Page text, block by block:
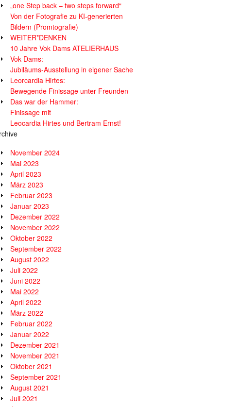
„one Step back – two steps forward“
Von der Fotografie zu KI-generierten
Bildern (Promtografie)
WEITER*DENKEN
10 Jahre Vok Dams ATELIERHAUS
Vok Dams:
Jubiläums-Ausstellung in eigener Sache
Leorcardia Hirtes:
Bewegende Finissage unter Freunden
Das war der Hammer:
Finissage mit
Leocardia Hirtes und Bertram Ernst!
November 2024
Mai 2023
April 2023
März 2023
Februar 2023
Januar 2023
Dezember 2022
November 2022
Oktober 2022
September 2022
August 2022
Juli 2022
Juni 2022
Mai 2022
April 2022
März 2022
Februar 2022
Januar 2022
Dezember 2021
November 2021
Oktober 2021
September 2021
August 2021
Juli 2021